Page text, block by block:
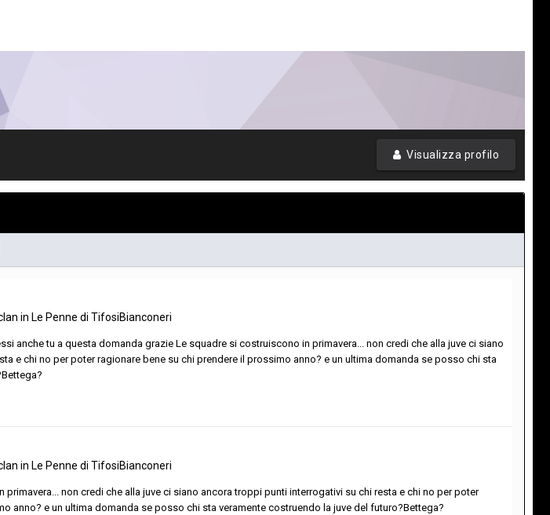
Visualizza profilo
in Le Penne di TifosiBianconeri
anche tu a questa domanda grazie Le squadre si costruiscono in primavera... non credi che alla juve ci siano
e chi no per poter ragionare bene su chi prendere il prossimo anno? e un ultima domanda se posso chi sta
in Le Penne di TifosiBianconeri
primavera... non credi che alla juve ci siano ancora troppi punti interrogativi su chi resta e chi no per poter
anno? e un ultima domanda se posso chi sta veramente costruendo la juve del futuro?Bettega?